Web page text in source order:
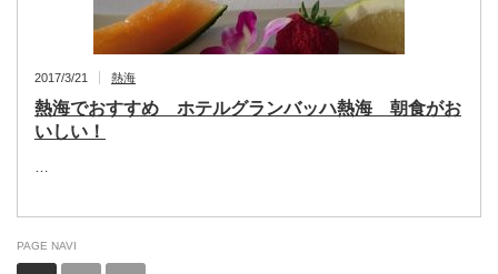
2017/3/21 熱海
熱海でおすすめ ホテルグランバッハ熱海 朝食がお
いしい！
…
PAGE NAVI